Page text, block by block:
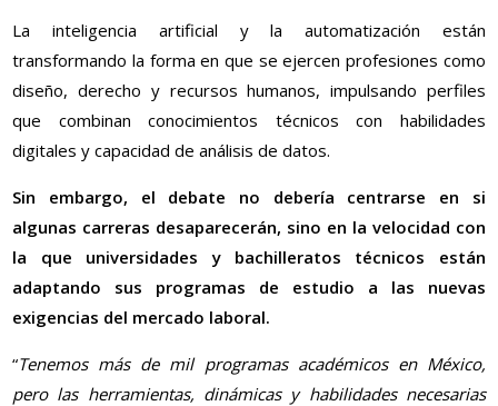
La inteligencia artificial y la automatización están
transformando la forma en que se ejercen profesiones como
diseño, derecho y recursos humanos, impulsando perfiles
que combinan conocimientos técnicos con habilidades
digitales y capacidad de análisis de datos.
Sin embargo, el debate no debería centrarse en si
algunas carreras desaparecerán, sino en la velocidad con
la que universidades y bachilleratos técnicos están
adaptando sus programas de estudio a las nuevas
exigencias del mercado laboral.
“Tenemos más de mil programas académicos en México,
pero las herramientas, dinámicas y habilidades necesarias